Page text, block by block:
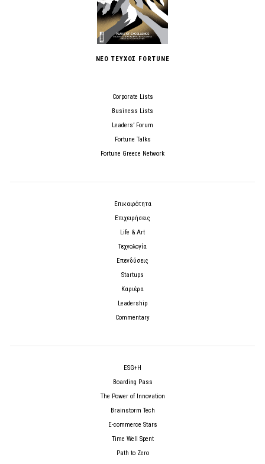
ΝΕΟ ΤΕΥΧΟΣ FORTUNE
Corporate Lists
Business Lists
Leaders’ Forum
Fortune Talks
Fortune Greece Network
Επικαιρότητα
Επιχειρήσεις
Life & Art
Τεχνολογία
Επενδύσεις
Startups
Καριέρα
Leadership
Commentary
ESG+H
Boarding Pass
The Power of Innovation
Brainstorm Tech
E-commerce Stars
Time Well Spent
Path to Zero